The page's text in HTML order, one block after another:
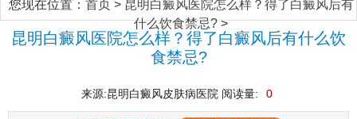
您现在位置： 首页 > 昆明白癜风医院怎么样？得了白癜风后有
什么饮食禁忌?>
昆明白癜风医院怎么样？得了白癜风后有什么饮
食禁忌?
来源:昆明白癜风皮肤病医院 阅读量: 0